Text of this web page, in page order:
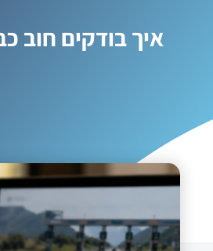
איך בודקים חוב כביש 6